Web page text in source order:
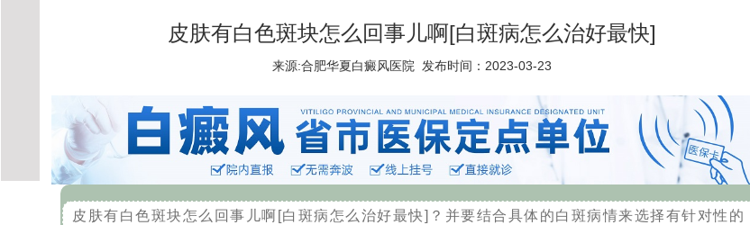
皮肤有白色斑块怎么回事儿啊[白斑病怎么治好最快]
来源:合肥华夏白癜风医院 发布时间：2023-03-23
皮肤有白色斑块怎么回事儿啊[白斑病怎么治好最快]？并要结合具体的白斑病情来选择有针对性的